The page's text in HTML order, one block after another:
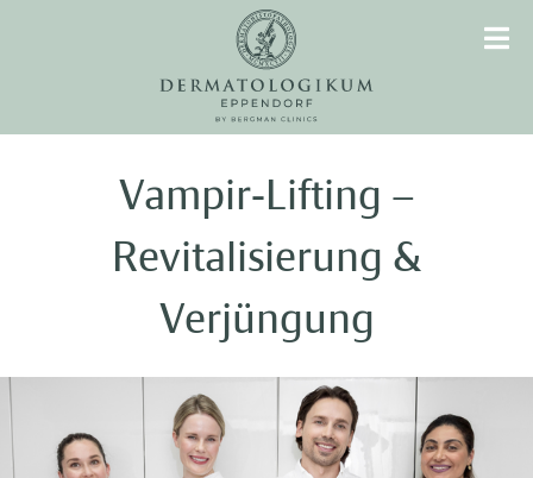
Vampir-Lifting –
Revitalisierung &
Verjüngung